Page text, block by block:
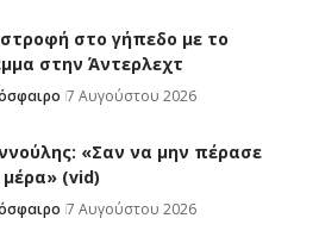
στο γήπεδο με το
στην Άντερλεχτ
7 Αυγούστου 2026
«Σαν να μην πέρασε
μέρα» (vid)
7 Αυγούστου 2026